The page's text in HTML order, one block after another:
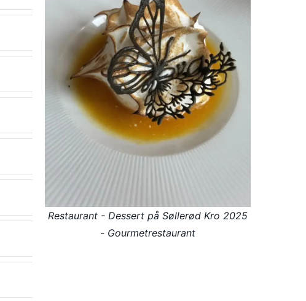
Restaurant - Dessert på Søllerød Kro 2025
- Gourmetrestaurant